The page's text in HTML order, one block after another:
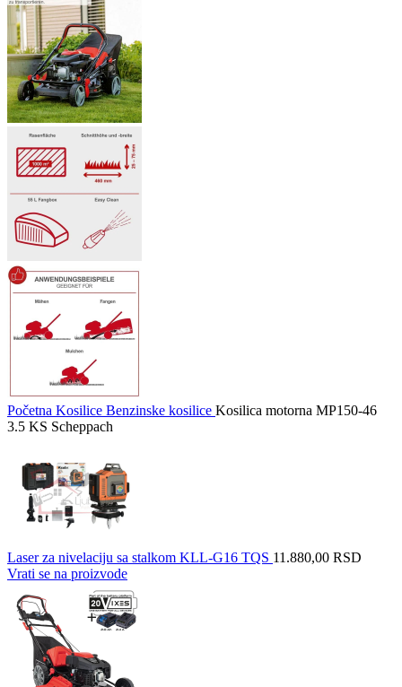
Početna Kosilice Benzinske kosilice Kosilica motorna MP150-46
3.5 KS Scheppach
Laser za nivelaciju sa stalkom KLL-G16 TQS 11.880,00 RSD
Vrati se na proizvode